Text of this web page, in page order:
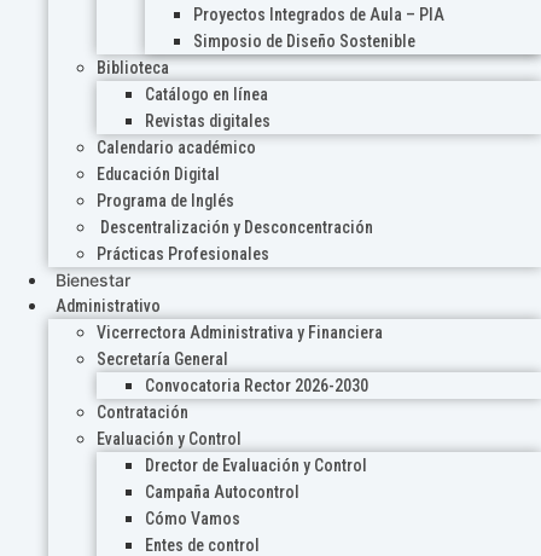
Proyectos Integrados de Aula – PIA
Simposio de Diseño Sostenible
Biblioteca
Catálogo en línea
Revistas digitales
Calendario académico
Educación Digital
Programa de Inglés
Descentralización y Desconcentración
Prácticas Profesionales
Bienestar
Administrativo
Vicerrectora Administrativa y Financiera
Secretaría General
Convocatoria Rector 2026-2030
Contratación
Evaluación y Control
Drector de Evaluación y Control
Campaña Autocontrol
Cómo Vamos
Entes de control